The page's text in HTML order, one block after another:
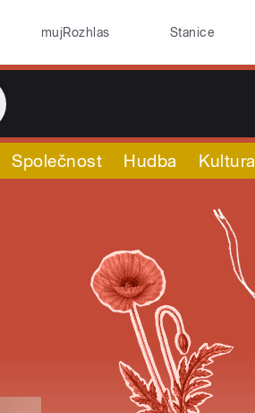
mujRozhlas Stanice
Společnost Hudba Kultura